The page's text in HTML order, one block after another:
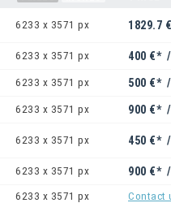
6233 x 3571 px 1829.7
6233 x 3571 px 400 €*
6233 x 3571 px 500 €*
6233 x 3571 px 900 €*
6233 x 3571 px 450 €*
6233 x 3571 px 900 €*
6233 x 3571 px Contact